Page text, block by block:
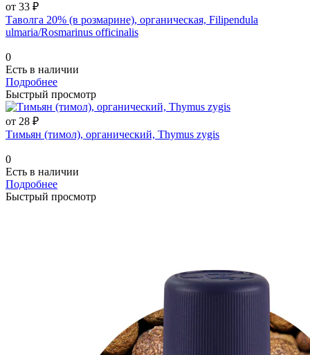
от 33 ₽
Таволга 20% (в розмарине), органическая, Filipendula
ulmaria/Rosmarinus officinalis
0
Есть в наличии
Подробнее
Быстрый просмотр
от 28 ₽
Тимьян (тимол), органический, Thymus zygis
0
Есть в наличии
Подробнее
Быстрый просмотр